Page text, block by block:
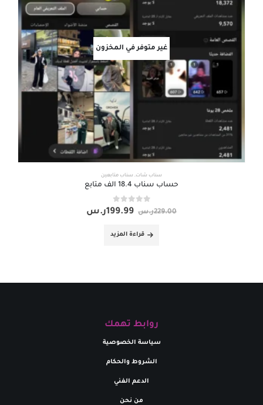
غير متوفر في المخزون
سناب شات , سناب متابعين
حساب سناب 18.4 الف متابع
229.00ر.س 199.99ر.س
قراءة المزيد
روابط تهمك
سياسة الخصوصية
الشروط والحكام
الدعم الفني
من نحن